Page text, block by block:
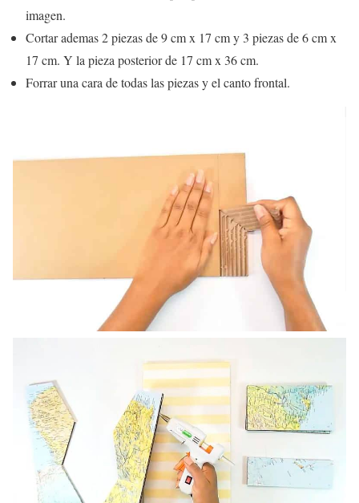
imagen.
Cortar ademas 2 piezas de 9 cm x 17 cm y 3 piezas de 6 cm x
17 cm. Y la pieza posterior de 17 cm x 36 cm.
Forrar una cara de todas las piezas y el canto frontal.